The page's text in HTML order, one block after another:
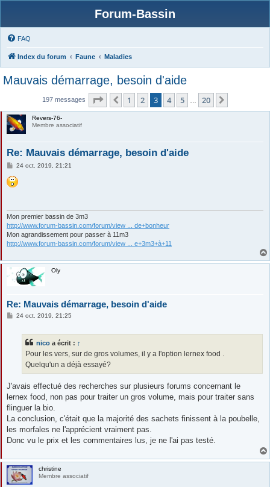
Forum-Bassin
FAQ
Index du forum Faune Maladies
Mauvais démarrage, besoin d'aide
197 messages Page sur20
Précédente
1 2 3 4 5 20
Revers-76-
Membre associatif
Re: Mauvais démarrage, besoin d'aide
M
s
s
24 oct. 2019, 21:21
Mon premier bassin de 3m3
http://www.forum-bassin.com/forum/view ... de+bonheur
Mon agrandissement pour passer à 11m3
http://www.forum-bassin.com/forum/view ... e+3m3+à+11
Oly
Re: Mauvais démarrage, besoin d'aide
M24 oct. 2019, 21:25
nico a écrit : ↑
Pour les vers, sur de gros volumes, il y a l'option lernex food .
Quelqu'un a déjà essayé?
J'avais effectué des recherches sur plusieurs forums concernant le
lernex food, non pas pour traiter un gros volume, mais pour traiter sans
flinguer la bio.
La conclusion, c'était que la majorité des sachets finissent à la poubelle,
les morfales ne l'apprécient vraiment pas.
Donc vu le prix et les commentaires lus, je ne l'ai pas testé.
christine
Membre associatif